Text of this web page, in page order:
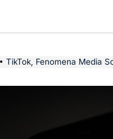
TikTok, Fenomena Media